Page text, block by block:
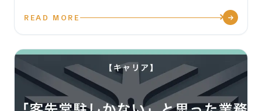
READ MORE